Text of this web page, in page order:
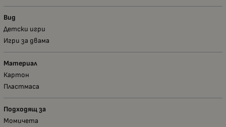
Вид
Детски игри
Игри за двама
Материал
Картон
Пластмаса
Подходящ за
Момичета